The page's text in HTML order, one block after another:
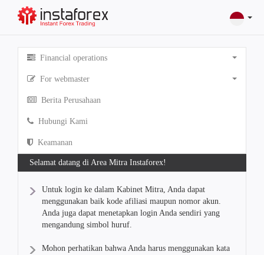
Financial operations
For webmaster
Berita Perusahaan
Hubungi Kami
Keamanan
Selamat datang di Area Mitra Instaforex!
Untuk login ke dalam Kabinet Mitra, Anda dapat
menggunakan baik kode afiliasi maupun nomor akun.
Anda juga dapat menetapkan login Anda sendiri yang
mengandung simbol huruf.
Mohon perhatikan bahwa Anda harus menggunakan kata